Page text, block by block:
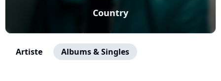
Country
Artiste Albums & Singles